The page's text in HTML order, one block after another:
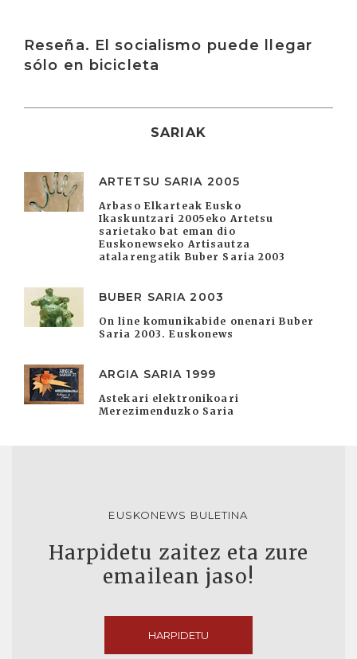
Reseña. El socialismo puede llegar
sólo en bicicleta
SARIAK
ARTETSU SARIA 2005
Arbaso Elkarteak Eusko
Ikaskuntzari 2005eko Artetsu
sarietako bat eman dio
Euskonewseko Artisautza
atalarengatik Buber Saria 2003
BUBER SARIA 2003
On line komunikabide onenari Buber
Saria 2003. Euskonews
ARGIA SARIA 1999
Astekari elektronikoari
Merezimenduzko Saria
EUSKONEWS BULETINA
Harpidetu zaitez eta zure
emailean jaso!
HARPIDETU